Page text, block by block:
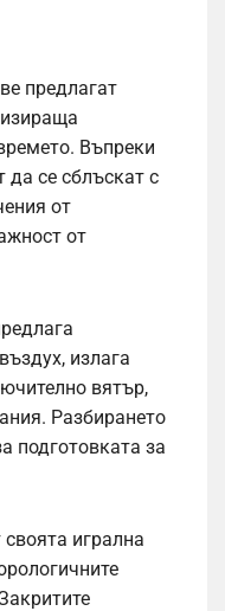
предлагат
Въпреки
да се сблъскат с
от
от
излага
вятър,
Разбирането
подготовката за
игрална